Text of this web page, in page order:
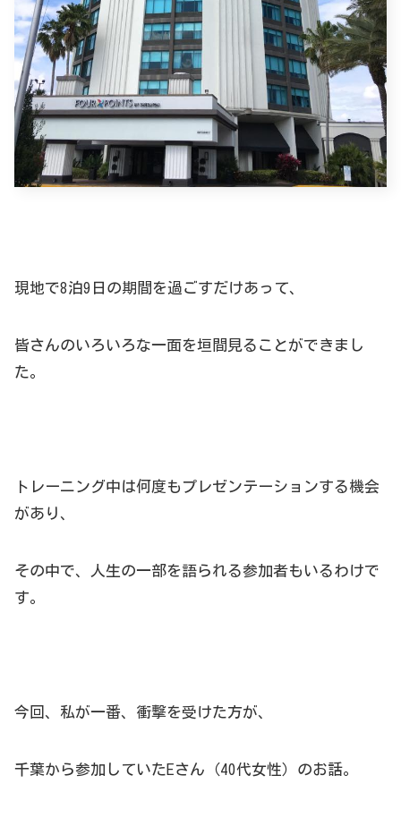
現地で8泊9日の期間を過ごすだけあって、
皆さんのいろいろな一面を垣間見ることができまし
た。
トレーニング中は何度もプレゼンテーションする機会
があり、
その中で、人生の一部を語られる参加者もいるわけで
す。
今回、私が一番、衝撃を受けた方が、
千葉から参加していたEさん（40代女性）のお話。